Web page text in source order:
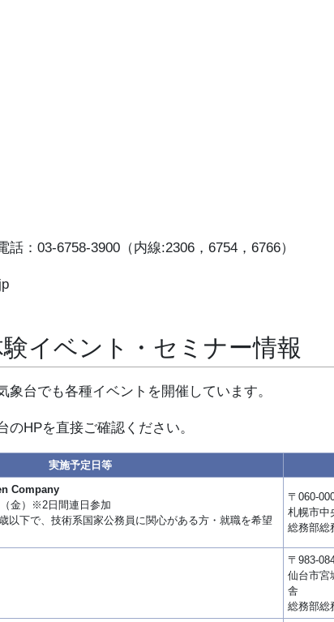
：03-6758-3900（内線:2306，6754，6766）
イベント・セミナー情報
台でも各種イベントを開催しています。
HPを直接ご確認ください。
実施予定日等
Company
金）※2日間連日参加
以下で、技術系国家公務員に関心がある方・就職を希望
〒060-
札幌市中
総務部総
〒983-
仙台市宮
舎
総務部総